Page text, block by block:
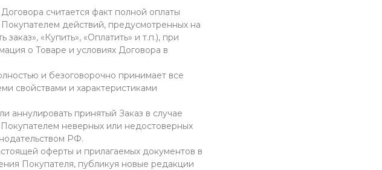
считается факт полной оплаты
действий, предусмотренных на
«Купить», «Оплатить» и т.п.), при
о Товаре и условиях Договора в
и безоговорочно принимает все
свойствами и характеристиками
аннулировать принятый Заказ в случае
неверных или недостоверных
РФ.
оферты и прилагаемых документов в
Покупателя, публикуя новые редакции